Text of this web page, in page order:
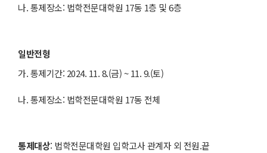
나. 통제장소: 법학전문대학원 17동 1층 및 6층
일반전형
가. 통제기간: 2024. 11. 8.(금) ~ 11. 9.(토)
나. 통제장소: 법학전문대학원 17동 전체
통제대상: 법학전문대학원 입학고사 관계자 외 전원.끝